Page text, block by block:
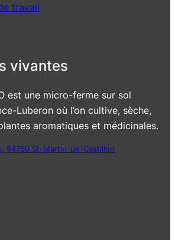
travail
vivantes
est une micro-ferme sur sol
Luberon où l’on cultive, sèche,
aromatiques et médicinales.
84750 St-Martin-de-Castillon